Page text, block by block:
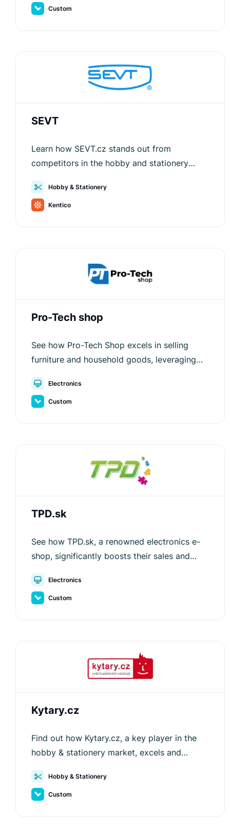
Custom
SEVT
Learn how SEVT.cz stands out from
competitors in the hobby and stationery
Hobby & Stationery
Kentico
Pro-Tech shop
See how Pro-Tech Shop excels in selling
furniture and household goods, leveraging
recommendations, and higher sales.
Electronics
Custom
TPD.sk
See how TPD.sk, a renowned electronics e-
shop, significantly boosts their sales and
Electronics
Custom
Kytary.cz
Find out how Kytary.cz, a key player in the
hobby & stationery market, excels and
Luigi's Box.
Hobby & Stationery
Custom